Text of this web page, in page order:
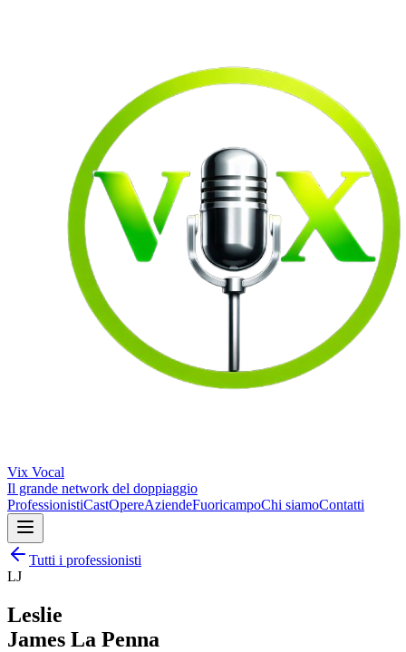
Vix Vocal
Il grande network del doppiaggio
ProfessionistiCastOpereAziendeFuoricampoChi siamoContatti
Tutti i professionisti
LJ
Leslie
James La Penna